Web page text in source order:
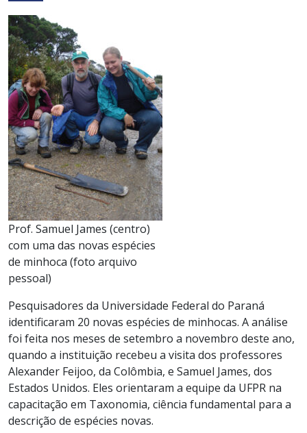
Prof. Samuel James (centro)
com uma das novas espécies
de minhoca (foto arquivo
pessoal)
Pesquisadores da Universidade Federal do Paraná
identificaram 20 novas espécies de minhocas. A análise
foi feita nos meses de setembro a novembro deste ano,
quando a instituição recebeu a visita dos professores
Alexander Feijoo, da Colômbia, e Samuel James, dos
Estados Unidos. Eles orientaram a equipe da UFPR na
capacitação em Taxonomia, ciência fundamental para a
descrição de espécies novas.